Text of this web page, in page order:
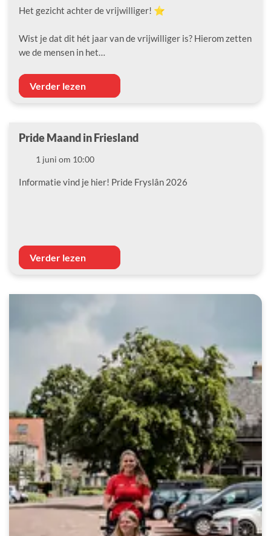
Het gezicht achter de vrijwilliger! ⭐️
Wist je dat dit hét jaar van de vrijwilliger is? Hierom zetten
we de mensen in het…
Verder lezen
Pride Maand in Friesland
Datum1 juni om 10:00
Informatie vind je hier! Pride Fryslân 2026
Verder lezen